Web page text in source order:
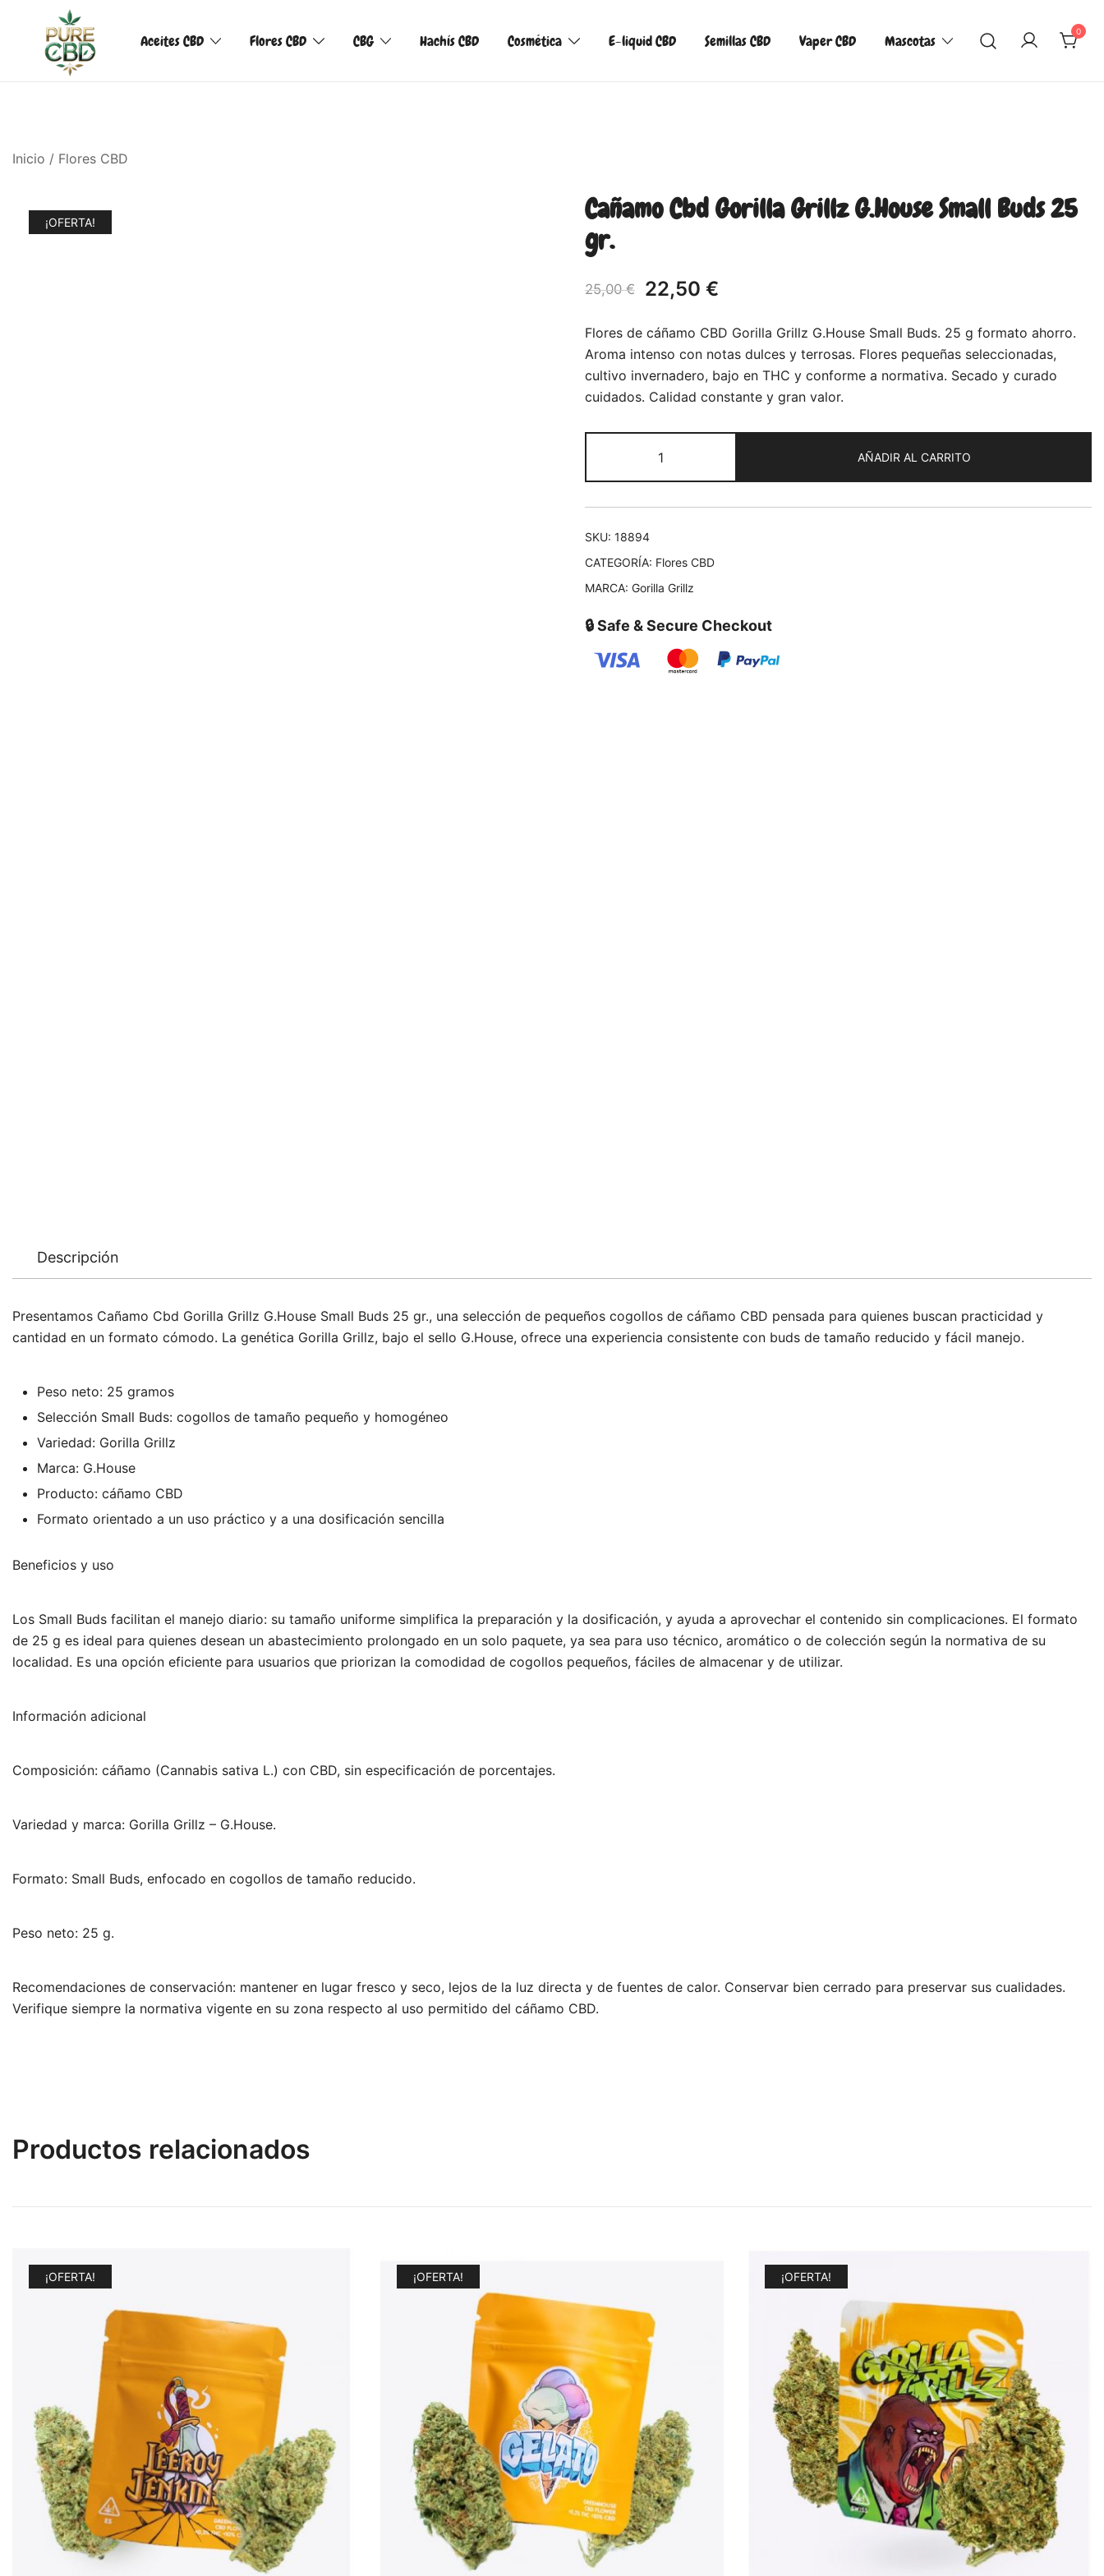
Aceites CBD Flores CBD CBG Hachís CBD Cosmética E-liquid CBD Semillas CBD Vaper CBD Mascotas
0
Inicio / Flores CBD
¡OFERTA!
Cañamo Cbd Gorilla Grillz G.House Small Buds 25
gr.
25,00€ 22,50 €
Flores de cáñamo CBD Gorilla Grillz G.House Small Buds. 25 g formato ahorro.
Aroma intenso con notas dulces y terrosas. Flores pequeñas seleccionadas,
cultivo invernadero, bajo en THC y conforme a normativa. Secado y curado
cuidados. Calidad constante y gran valor.
AÑADIR AL CARRITO
SKU: 18894
CATEGORÍA: Flores CBD
MARCA: Gorilla Grillz
🔒 Safe & Secure Checkout
Descripción
Presentamos Cañamo Cbd Gorilla Grillz G.House Small Buds 25 gr., una selección de pequeños cogollos de cáñamo CBD pensada para quienes buscan practicidad y
cantidad en un formato cómodo. La genética Gorilla Grillz, bajo el sello G.House, ofrece una experiencia consistente con buds de tamaño reducido y fácil manejo.
Peso neto: 25 gramos
Selección Small Buds: cogollos de tamaño pequeño y homogéneo
Variedad: Gorilla Grillz
Marca: G.House
Producto: cáñamo CBD
Formato orientado a un uso práctico y a una dosificación sencilla
Beneficios y uso
Los Small Buds facilitan el manejo diario: su tamaño uniforme simplifica la preparación y la dosificación, y ayuda a aprovechar el contenido sin complicaciones. El formato
de 25 g es ideal para quienes desean un abastecimiento prolongado en un solo paquete, ya sea para uso técnico, aromático o de colección según la normativa de su
localidad. Es una opción eficiente para usuarios que priorizan la comodidad de cogollos pequeños, fáciles de almacenar y de utilizar.
Información adicional
Composición: cáñamo (Cannabis sativa L.) con CBD, sin especificación de porcentajes.
Variedad y marca: Gorilla Grillz – G.House.
Formato: Small Buds, enfocado en cogollos de tamaño reducido.
Peso neto: 25 g.
Recomendaciones de conservación: mantener en lugar fresco y seco, lejos de la luz directa y de fuentes de calor. Conservar bien cerrado para preservar sus cualidades.
Verifique siempre la normativa vigente en su zona respecto al uso permitido del cáñamo CBD.
Productos relacionados
¡OFERTA! ¡OFERTA! ¡OFERTA!